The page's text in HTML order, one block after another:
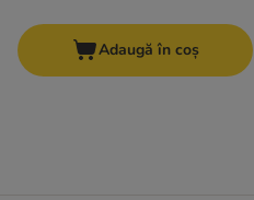
Adaugă în coș